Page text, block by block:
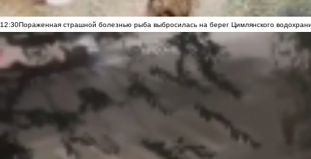
12:30Пораженная страшной болезнью рыба выбросилась на берег Цимлянского